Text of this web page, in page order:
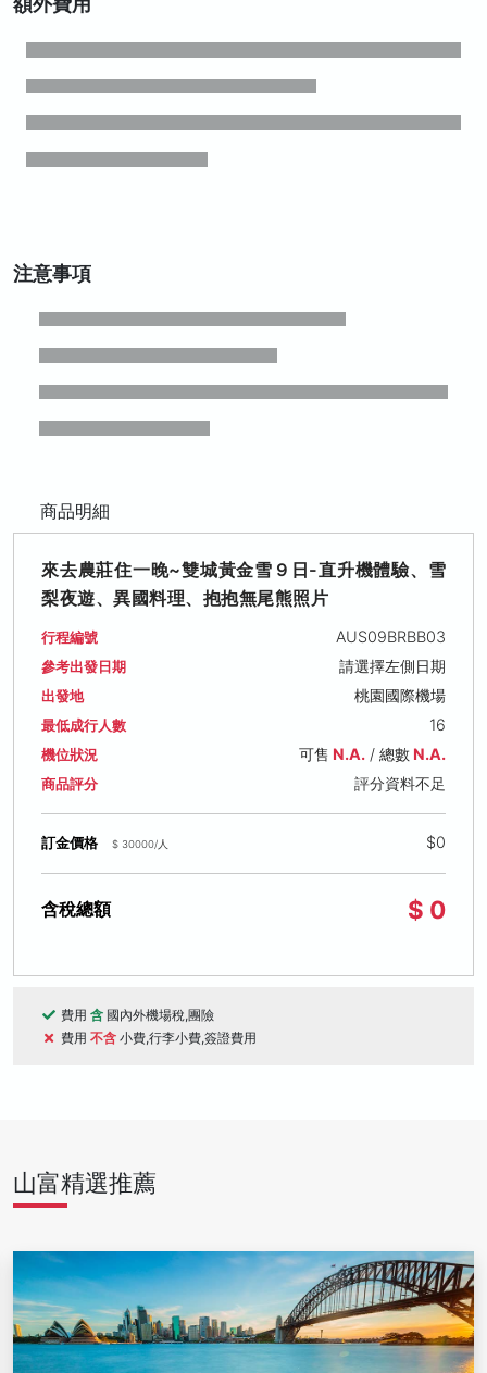
注意事項
商品明細
來去農莊住一晚~雙城黃金雪９日-直升機體驗、雪
梨夜遊、異國料理、抱抱無尾熊照片
行程編號 AUS09BRBB03
參考出發日期 請選擇左側日期
出發地 桃園國際機場
最低成行人數 16
機位狀況 可售 N.A./ 總數N.A.
商品評分 評分資料不足
訂金價格 $ 30000/人 $0
含稅總額 $ 0
費用 含 國內外機場稅,團險
費用 不含 小費,行李小費,簽證費用
山富精選推薦